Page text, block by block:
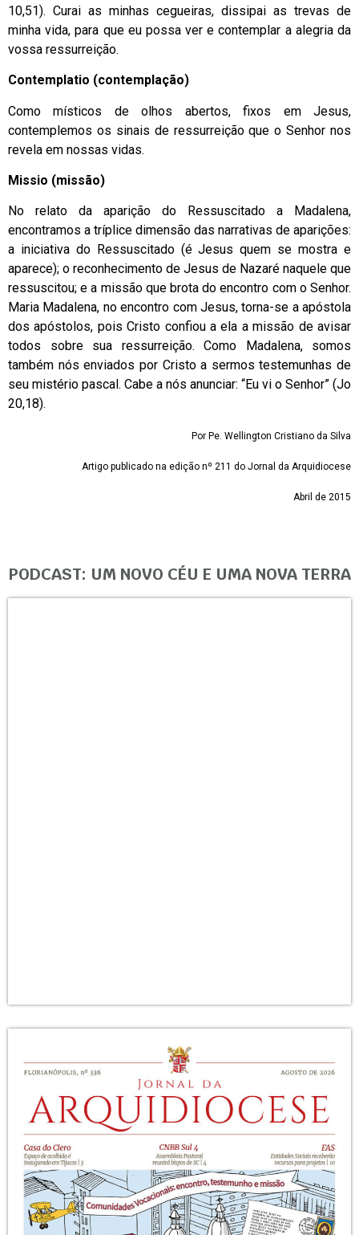
10,51). Curai as minhas cegueiras, dissipai as trevas de
minha vida, para que eu possa ver e contemplar a alegria da
vossa ressurreição.
Contemplatio (contemplação)
Como místicos de olhos abertos, fixos em Jesus,
contemplemos os sinais de ressurreição que o Senhor nos
revela em nossas vidas.
Missio (missão)
No relato da aparição do Ressuscitado a Madalena,
encontramos a tríplice dimensão das narrativas de aparições:
a iniciativa do Ressuscitado (é Jesus quem se mostra e
aparece); o reconhecimento de Jesus de Nazaré naquele que
ressuscitou; e a missão que brota do encontro com o Senhor.
Maria Madalena, no encontro com Jesus, torna-se a apóstola
dos apóstolos, pois Cristo confiou a ela a missão de avisar
todos sobre sua ressurreição. Como Madalena, somos
também nós enviados por Cristo a sermos testemunhas de
seu mistério pascal. Cabe a nós anunciar: “Eu vi o Senhor” (Jo
20,18).
Por Pe. Wellington Cristiano da Silva
Artigo publicado na edição nº 211 do Jornal da Arquidiocese
Abril de 2015
PODCAST: UM NOVO CÉU E UMA NOVA TERRA